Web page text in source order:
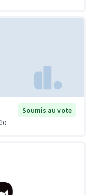
Soumis au vote
0